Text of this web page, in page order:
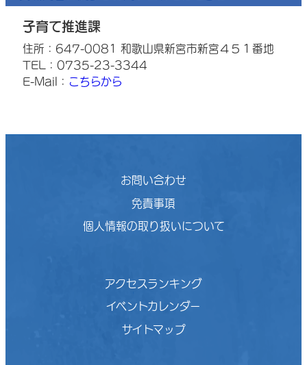
子育て推進課
住所：647-0081 和歌山県新宮市新宮４５１番地
TEL：0735-23-3344
E-Mail： こちらから
お問い合わせ
免責事項
個人情報の取り扱いについて
アクセスランキング
イベントカレンダー
サイトマップ